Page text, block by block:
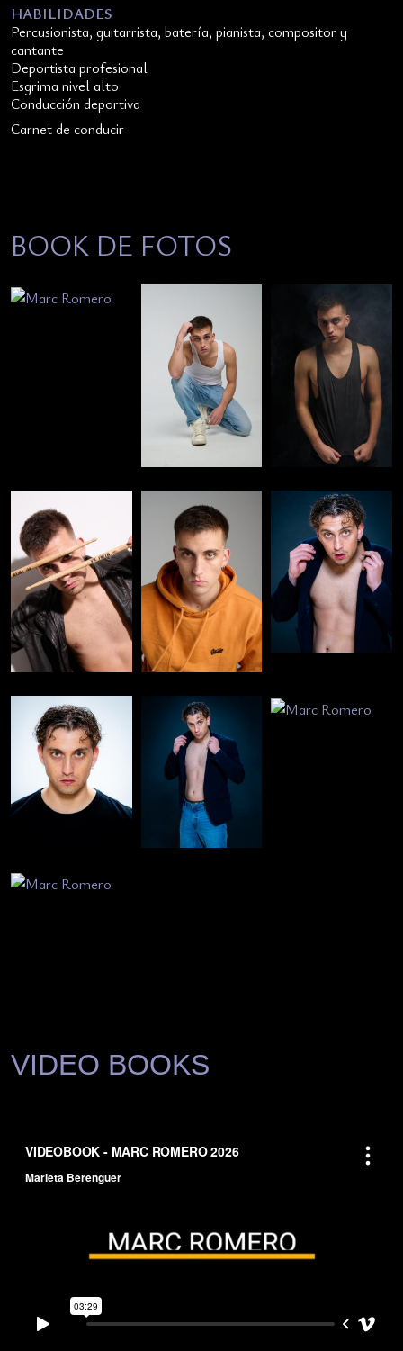
HABILIDADES
Percusionista, guitarrista, batería, pianista, compositor y
cantante
Deportista profesional
Esgrima nivel alto
Conducción deportiva
Carnet de conducir
BOOK DE FOTOS
VIDEO BOOKS
Videobook 2026